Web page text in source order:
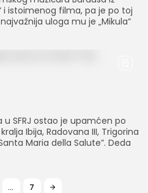
i istoimenog filma, pa je po toj
uloga mu je „Mikula“
SFRJ ostao je upamćen po
Ibija, Radovana III, Trigorina
Maria della Salute”. Deda
… 7